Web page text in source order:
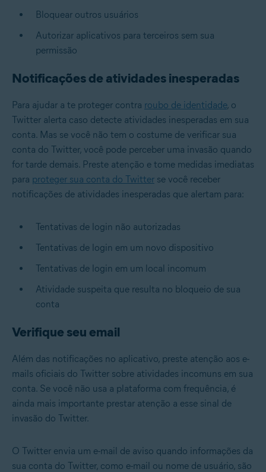
Bloquear outros usuários
Autorizar aplicativos para terceiros sem sua
permissão
Notificações de atividades inesperadas
Para ajudar a te proteger contra roubo de identidade, o
Twitter alerta caso detecte atividades inesperadas em sua
conta. Mas se você não tem o costume de verificar sua
conta do Twitter, você pode perceber uma invasão quando
for tarde demais. Preste atenção e tome medidas imediatas
para proteger sua conta do Twitter se você receber
notificações de atividades inesperadas que alertam para:
Tentativas de login não autorizadas
Tentativas de login em um novo dispositivo
Tentativas de login em um local incomum
Atividade suspeita que resulta no bloqueio de sua
conta
Verifique seu email
Além das notificações no aplicativo, preste atenção aos e-
mails oficiais do Twitter sobre atividades incomuns em sua
conta. Se você não usa a plataforma com frequência, é
ainda mais importante prestar atenção a esse sinal de
invasão do Twitter.
O Twitter envia um e-mail de aviso quando informações da
sua conta do Twitter, como e-mail ou nome de usuário, são